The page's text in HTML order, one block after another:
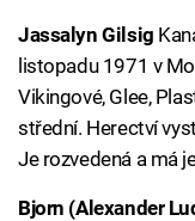
Jassalyn Gilsig
listopadu 1971 v
Vikingové, Glee,
střední. Herectví
Je rozvedená a má
Bjorn (Alexander